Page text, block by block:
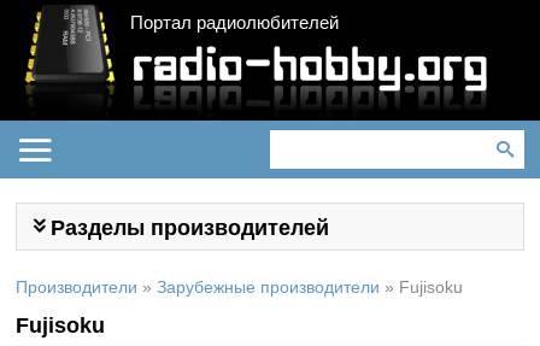
Портал радиолюбителей
Разделы производителей
Производители » Зарубежные производители » Fujisoku
Fujisoku